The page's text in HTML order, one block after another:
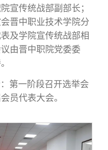
宣传统战部副部长；
晋中职业技术学院分
及学院宣传统战部相
由晋中职院党委委
第一阶段召开选举会
员代表大会。